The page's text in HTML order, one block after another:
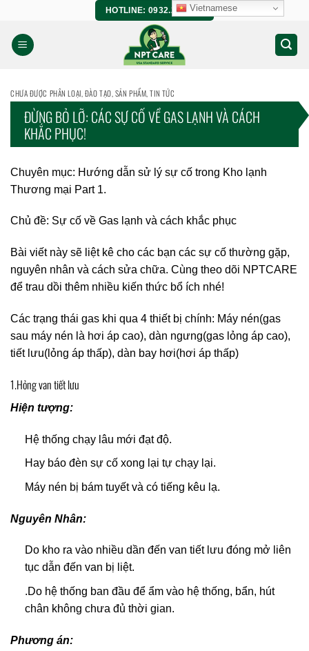
nội
dung
HOTLINE: 0932.266.458
CHƯA ĐƯỢC PHÂN LOẠI ĐÀO TẠO SẢN PHẨM ,TIN TỨC
ĐỪNG BỎ LỠ: CÁC SỰ CỐ VỀ GAS LẠNH VÀ CÁCH
KHẮC PHỤC!
Chuyên mục: Hướng dẫn sử lý sự cố trong Kho lạnh
Thương mại Part 1.
Chủ đề: Sự cố về Gas lạnh và cách khắc phục
Bài viết này sẽ liệt kê cho các bạn các sự cố thường gặp,
nguyên nhân và cách sửa chữa. Cùng theo dõi NPTCARE
để trau dồi thêm nhiều kiến thức bổ ích nhé!
Các trạng thái gas khi qua 4 thiết bị chính: Máy nén(gas
sau máy nén là hơi áp cao), dàn ngưng(gas lỏng áp cao),
tiết lưu(lỏng áp thấp), dàn bay hơi(hơi áp thấp)
1.Hỏng van tiết lưu
Hiện tượng:
Hệ thống chạy lâu mới đạt độ.
Hay báo đèn sự cố xong lại tự chạy lại.
Máy nén bị bám tuyết và có tiếng kêu lạ.
Nguyên Nhân:
Do kho ra vào nhiều dần đến van tiết lưu đóng mở liên
tục dẫn đến van bị liệt.
.Do hệ thống ban đầu để ẩm vào hệ thống, bẩn, hút
chân không chưa đủ thời gian.
Phương án:
Vietnamese